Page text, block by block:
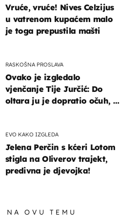
Vruće, vruće! Nives Celzijus
u vatrenom kupaćem malo
je toga prepustila mašti
RASKOŠNA PROSLAVA
Ovako je izgledalo
vjenčanje Tije Jurčić: Do
oltara ju je dopratio očuh, a
EVO KAKO IZGLEDA
Jelena Perčin s kćeri Lotom
stigla na Oliverov trajekt,
predivna je djevojka!
NA OVU TEMU